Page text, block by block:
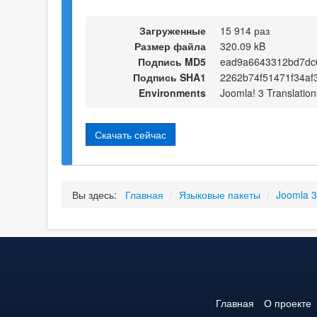
Загруженные
15 914 раз
Размер файла
320.09 kB
Подпись MD5
Подпись SHA1
Environments
Joomla! 3
Скачать сейчас
Вы здесь: Главная / Языковые пакеты / Joomla
Главная О проекте